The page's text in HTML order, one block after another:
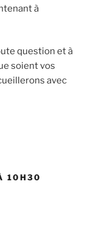
à
question et à
soient vos
avec
10H30